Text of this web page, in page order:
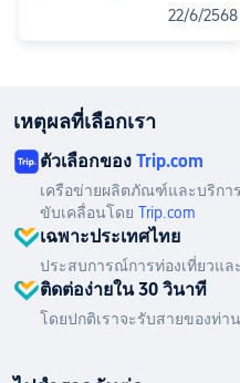
22/6/2568
เหตุผลที่เลือกเรา
ตัวเลือกของ Trip.com
เครือข่ายผลิตภัณฑ์และบริการ
ขับเคลื่อนโดย Trip.com
เฉพาะประเทศไทย
ประสบการณ์การท่องเที่ยวแ
ติดต่อง่ายใน 30 วินาที
โดยปกติเราจะรับสายของท่า